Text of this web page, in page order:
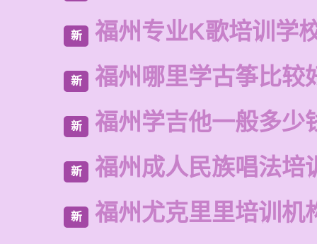
新 福州专业K歌培训学
新 福州哪里学古筝比较
新 福州学吉他一般多少
新 福州成人民族唱法培
新 福州尤克里里培训机